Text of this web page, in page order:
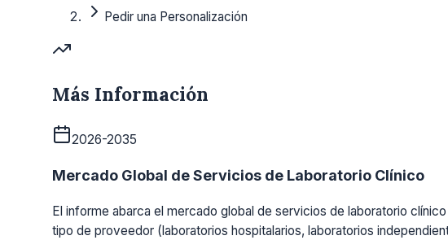
Pedir una Personalización
Más Información
2026-2035
Mercado Global de Servicios de Laboratorio Clínico
El informe abarca el mercado global de servicios de laboratorio
tipo de proveedor (laboratorios hospitalarios, laboratorios